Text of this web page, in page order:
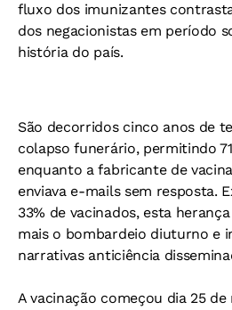
fluxo dos imunizantes
dos negacionistas em período
história do país.
São decorridos cinco anos de
colapso funerário, permitindo
enquanto a fabricante de
enviava e-mails sem resposta.
33% de vacinados, esta
mais o bombardeio diuturno e
narrativas anticiência
A vacinação começou dia 25